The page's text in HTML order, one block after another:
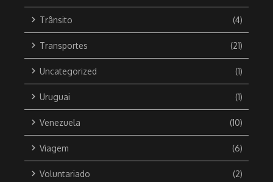
Trânsito (4)
Transportes (21)
Uncategorized (1)
Uruguai (1)
Venezuela (10)
Viagem (6)
Voluntariado (2)